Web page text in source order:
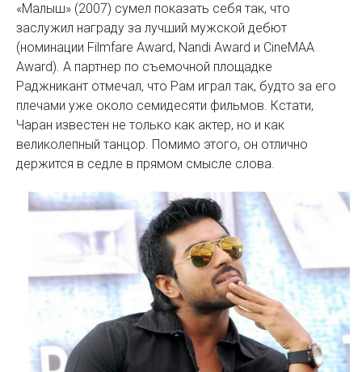
«Малыш» (2007) сумел показать себя так, что
заслужил награду за лучший мужской дебют
(номинации Filmfare Award, Nandi Award и CineMAA
Award). А партнер по съемочной площадке
Раджникант отмечал, что Рам играл так, будто за его
плечами уже около семидесяти фильмов. Кстати,
Чаран известен не только как актер, но и как
великолепный танцор. Помимо этого, он отлично
держится в седле в прямом смысле слова.